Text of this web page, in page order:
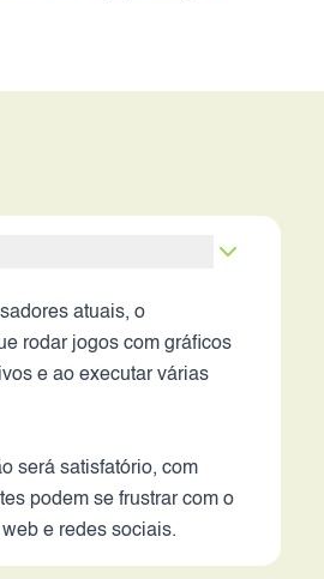
atuais, o
rodar jogos com gráficos
e ao executar várias
será satisfatório, com
podem se frustrar com o
e redes sociais.